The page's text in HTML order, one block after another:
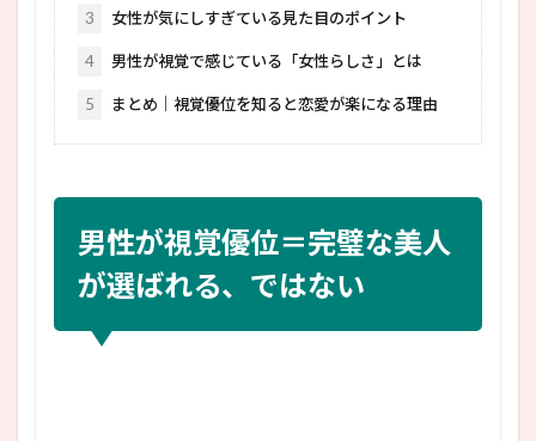
3 女性が気にしすぎている見た目のポイント
4 男性が視覚で感じている「女性らしさ」とは
5 まとめ｜視覚優位を知ると恋愛が楽になる理由
男性が視覚優位＝完璧な美人
が選ばれる、ではない